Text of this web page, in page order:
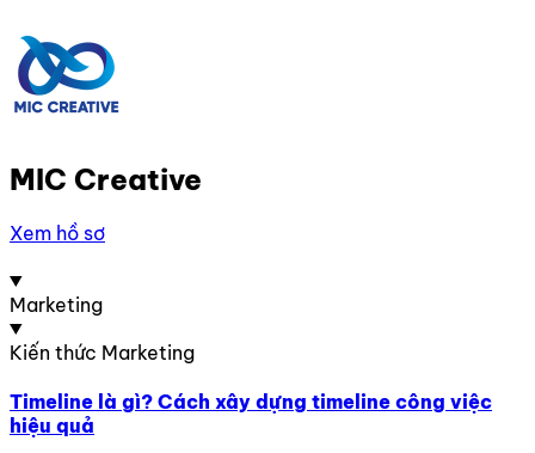
MIC Creative
Xem hồ sơ
Marketing
Kiến thức Marketing
Timeline là gì? Cách xây dựng timeline công việc
hiệu quả